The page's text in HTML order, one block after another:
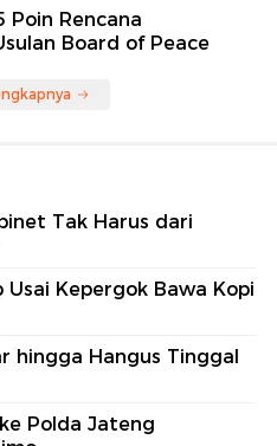
Poin Rencana
Board of Peace
Tak Harus dari
Kepergok Bawa Kopi
hingga Hangus Tinggal
Polda Jateng